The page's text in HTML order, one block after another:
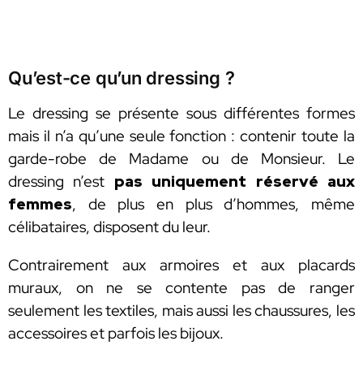
Qu’est-ce qu’un dressing ?
Le dressing se présente sous différentes formes
mais il n’a qu’une seule fonction : contenir toute la
garde-robe de Madame ou de Monsieur. Le
dressing n’est pas uniquement réservé aux
femmes, de plus en plus d’hommes, même
célibataires, disposent du leur.
Contrairement aux armoires et aux placards
muraux, on ne se contente pas de ranger
seulement les textiles, mais aussi les chaussures, les
accessoires et parfois les bijoux.